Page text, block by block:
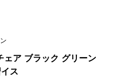
ェア ブラック グリーン
ス